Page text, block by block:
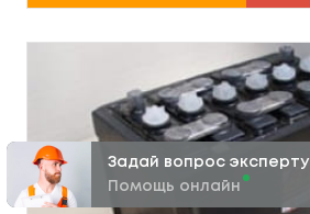
Задай вопрос эксперту
Помощь онлайн